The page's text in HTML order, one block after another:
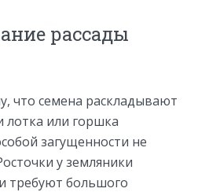
рассады
что семена раскладывают
лотка или горшка
загущенности не
у земляники
требуют большого